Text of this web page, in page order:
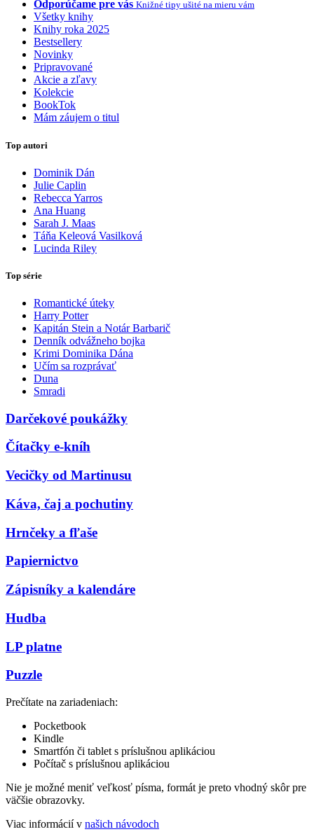
Odporúčame pre vás Knižné tipy ušité na mieru vám
Všetky knihy
Knihy roka 2025
Bestsellery
Novinky
Pripravované
Akcie a zľavy
Kolekcie
BookTok
Mám záujem o titul
Top autori
Dominik Dán
Julie Caplin
Rebecca Yarros
Ana Huang
Sarah J. Maas
Táňa Keleová Vasilková
Lucinda Riley
Top série
Romantické úteky
Harry Potter
Kapitán Stein a Notár Barbarič
Denník odvážneho bojka
Krimi Dominika Dána
Učím sa rozprávať
Duna
Smradi
Darčekové poukážky
Čítačky e-kníh
Vecičky od Martinusu
Káva, čaj a pochutiny
Hrnčeky a fľaše
Papiernictvo
Zápisníky a kalendáre
Hudba
LP platne
Puzzle
Prečítate na zariadeniach:
Pocketbook
Kindle
Smartfón či tablet s príslušnou aplikáciou
Počítač s príslušnou aplikáciou
Nie je možné meniť veľkosť písma, formát je preto vhodný skôr pre
väčšie obrazovky.
Viac informácií v našich návodoch